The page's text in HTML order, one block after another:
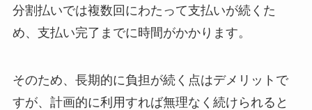
分割払いでは複数回にわたって支払いが続くた
め、支払い完了までに時間がかかります。
そのため、長期的に負担が続く点はデメリットで
すが、計画的に利用すれば無理なく続けられると